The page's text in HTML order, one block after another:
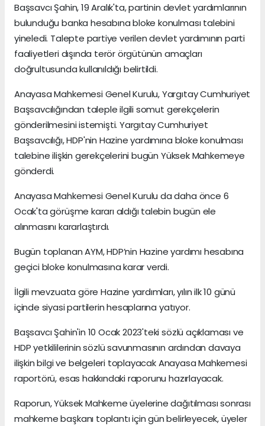
Başsavcı Şahin, 19 Aralık'ta, partinin devlet yardımlarının
bulunduğu banka hesabına bloke konulması talebini
yineledi. Talepte partiye verilen devlet yardımının parti
faaliyetleri dışında terör örgütünün amaçları
doğrultusunda kullanıldığı belirtildi.
Anayasa Mahkemesi Genel Kurulu, Yargıtay Cumhuriyet
Başsavcılığından taleple ilgili somut gerekçelerin
gönderilmesini istemişti. Yargıtay Cumhuriyet
Başsavcılığı, HDP'nin Hazine yardımına bloke konulması
talebine ilişkin gerekçelerini bugün Yüksek Mahkemeye
gönderdi.
Anayasa Mahkemesi Genel Kurulu da daha önce 6
Ocak'ta görüşme kararı aldığı talebin bugün ele
alınmasını kararlaştırdı.
Bugün toplanan AYM, HDP’nin Hazine yardımı hesabına
geçici bloke konulmasına karar verdi.
İlgili mevzuata göre Hazine yardımları, yılın ilk 10 günü
içinde siyasi partilerin hesaplarına yatıyor.
Başsavcı Şahin'in 10 Ocak 2023'teki sözlü açıklaması ve
HDP yetkililerinin sözlü savunmasının ardından davaya
ilişkin bilgi ve belgeleri toplayacak Anayasa Mahkemesi
raportörü, esas hakkındaki raporunu hazırlayacak.
Raporun, Yüksek Mahkeme üyelerine dağıtılması sonrası
mahkeme başkanı toplantı için gün belirleyecek, üyeler